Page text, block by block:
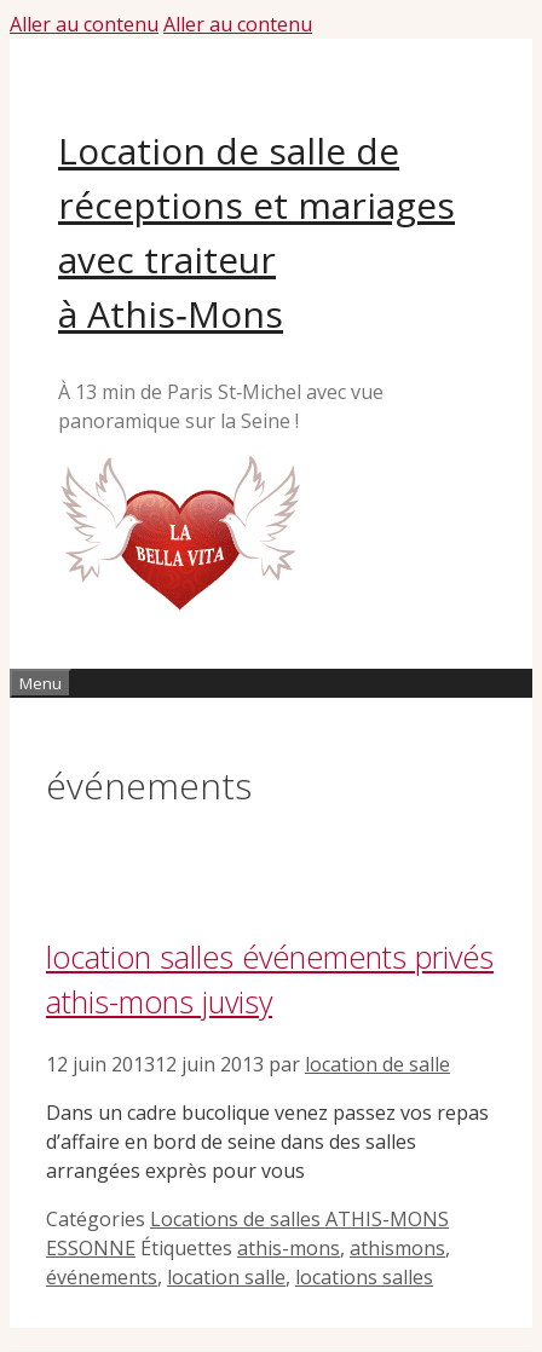
Aller au contenu Aller au contenu
Location de salle de
réceptions et mariages
avec traiteur
à Athis‑Mons
À 13 min de Paris St‑Michel avec vue
panoramique sur la Seine !
Menu
événements
location salles événements privés
athis-mons juvisy
12 juin 201312 juin 2013 par location de salle
Dans un cadre bucolique venez passez vos repas
d’affaire en bord de seine dans des salles
arrangées exprès pour vous
Catégories Locations de salles ATHIS-MONS
ESSONNE Étiquettes athis-mons, athismons,
événements, location salle, locations salles